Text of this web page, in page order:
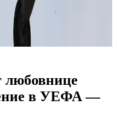
в УЕФА —